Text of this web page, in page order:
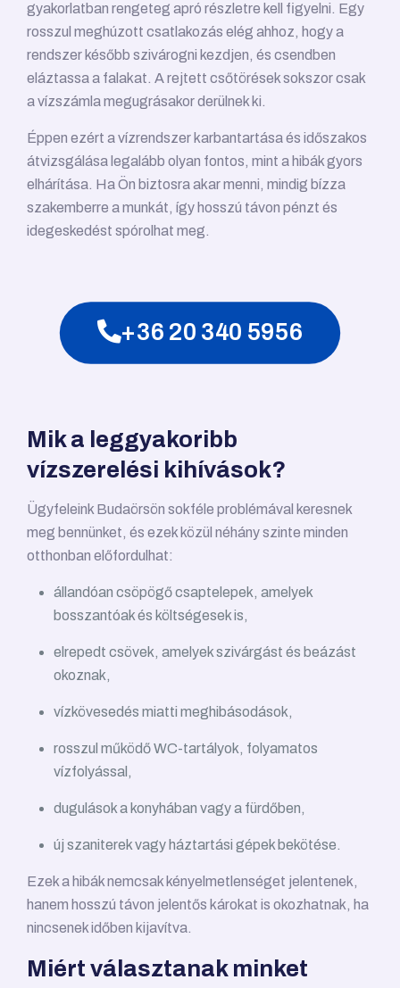
gyakorlatban rengeteg apró részletre kell figyelni. Egy
rosszul meghúzott csatlakozás elég ahhoz, hogy a
rendszer később szivárogni kezdjen, és csendben
eláztassa a falakat. A rejtett csőtörések sokszor csak
a vízszámla megugrásakor derülnek ki.
Éppen ezért a vízrendszer karbantartása és időszakos
átvizsgálása legalább olyan fontos, mint a hibák gyors
elhárítása. Ha Ön biztosra akar menni, mindig bízza
szakemberre a munkát, így hosszú távon pénzt és
idegeskedést spórolhat meg.
+36 20 340 5956
Mik a leggyakoribb
vízszerelési kihívások?
Ügyfeleink Budaörsön sokféle problémával keresnek
meg bennünket, és ezek közül néhány szinte minden
otthonban előfordulhat:
állandóan csöpögő csaptelepek, amelyek
bosszantóak és költségesek is,
elrepedt csövek, amelyek szivárgást és beázást
okoznak,
vízkövesedés miatti meghibásodások,
rosszul működő WC-tartályok, folyamatos
vízfolyással,
dugulások a konyhában vagy a fürdőben,
új szaniterek vagy háztartási gépek bekötése.
Ezek a hibák nemcsak kényelmetlenséget jelentenek,
hanem hosszú távon jelentős károkat is okozhatnak, ha
nincsenek időben kijavítva.
Miért választanak minket